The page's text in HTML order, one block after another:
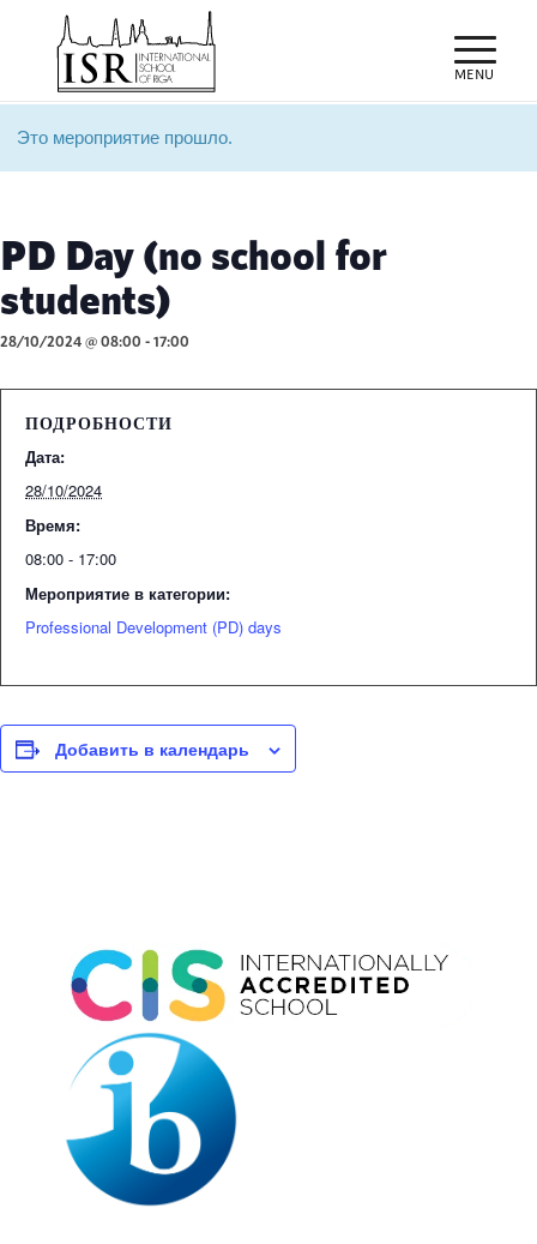
Это мероприятие прошло.
PD Day (no school for
students)
28/10/2024 @ 08:00 - 17:00
ПОДРОБНОСТИ
Дата:
28/10/2024
Время:
08:00 - 17:00
Мероприятие в категории:
Professional Development (PD) days
Добавить в календарь